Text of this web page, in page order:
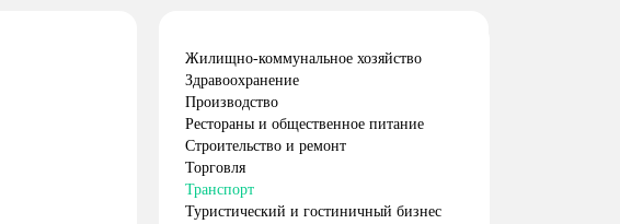
Жилищно-коммунальное хозяйство
Здравоохранение
Производство
Рестораны и общественное питание
Строительство и ремонт
Торговля
Транспорт
Туристический и гостиничный бизнес